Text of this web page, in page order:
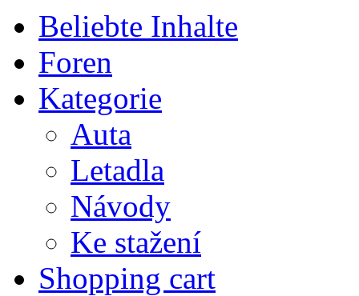
Beliebte Inhalte
Foren
Kategorie
Auta
Letadla
Návody
Ke stažení
Shopping cart